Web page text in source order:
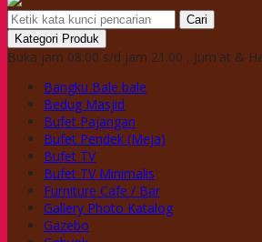
Cari
Kategori Produk
Buka jam 08.00 s/d jam 21.00 , Jum'at &
Bangku Bale bale
Bedug Masjid
Bufet Pajangan
Bufet Pendek (Meja)
Bufet TV
Bufet TV Minimalis
Furniture Cafe / Bar
Gallery Photo Katalog
Gazebo